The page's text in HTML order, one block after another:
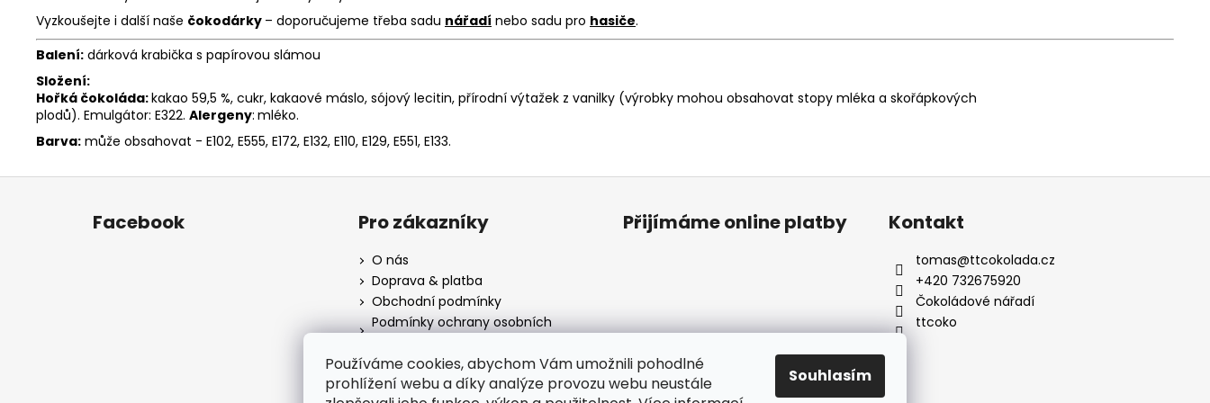
Používáme cookies, abychom Vám umožnili pohodlné
prohlížení webu a díky analýze provozu webu neustále
Souhlasím
Vyzkoušejte i další naše čokodárky – doporučujeme třeba sadu nářadí nebo sadu pro hasiče.
Balení: dárková krabička s papírovou slámou
Složení:
Hořká čokoláda:kakao 59,5 %, cukr, kakaové máslo, sójový lecitin, přírodní výtažek z vanilky (výrobky mohou obsahovat stopy mléka a skořápkových
plodů). Emulgátor: E322. Alergeny: mléko.
Barva: může obsahovat - E102, E555, E172, E132, E110, E129, E551, E133.
Facebook Pro zákazníky
O nás
Doprava & platba
Obchodní podmínky
Podmínky ochrany osobních
Firemní dárky
Blog
Přijímáme online platby Kontakt
tomas@ttcokolada.cz
+420 732675920
Čokoládové nářadí
ttcoko